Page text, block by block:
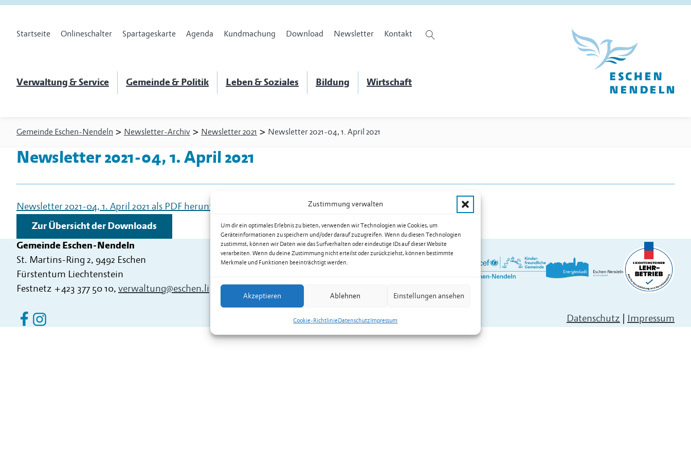
Zustimmung verwalten
Um dir ein optimales Erlebnis zu bieten, verwenden wir Technologien wie Cookies, um
Geräteinformationen zu speichern und/oder darauf zuzugreifen. Wenn du diesen Technologien
zustimmst, können wir Daten wie das Surfverhalten oder eindeutige IDs auf dieser Website
verarbeiten. Wenn du deine Zustimmung nicht erteilst oder zurückziehst, können bestimmte
Merkmale und Funktionen beeinträchtigt werden.
Akzeptieren Ablehnen Einstellungen ansehen
Cookie-RichtlinieDatenschutzImpressum
Startseite Onlineschalter Spartageskarte Agenda Kundmachung Download Newsletter Kontakt
Verwaltung & Service Gemeinde & Politik Leben & Soziales Bildung Wirtschaft
Gemeinde Eschen-Nendeln > Newsletter-Archiv > Newsletter 2021 > Newsletter 2021-04, 1. April 2021
Newsletter 2021-04, 1. April 2021
Newsletter 2021-04, 1. April 2021 als PDF herunterladen
Zur Übersicht der Downloads
Gemeinde Eschen-Nendeln
St. Martins-Ring 2, 9492 Eschen
Fürstentum Liechtenstein
Festnetz +423 377 50 10, verwaltung@eschen.li
Eschen Nendeln auf Facebook
Eschen Nendeln auf Instagram
Datenschutz | Impressum